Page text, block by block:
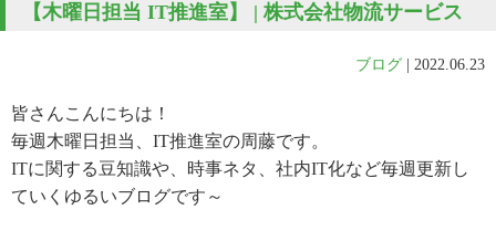
【木曜日担当 IT推進室】 | 株式会社物流サービス
ブログ 2022.06.23
皆さんこんにちは！
毎週木曜日担当、IT推進室の周藤です。
ITに関する豆知識や、時事ネタ、社内IT化など毎週更新し
ていくゆるいブログです～